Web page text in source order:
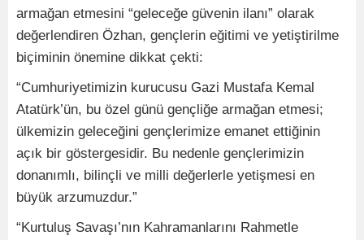
armağan etmesini “geleceğe güvenin ilanı” olarak
değerlendiren Özhan, gençlerin eğitimi ve yetiştirilme
biçiminin önemine dikkat çekti:
“Cumhuriyetimizin kurucusu Gazi Mustafa Kemal
Atatürk’ün, bu özel günü gençliğe armağan etmesi;
ülkemizin geleceğini gençlerimize emanet ettiğinin
açık bir göstergesidir. Bu nedenle gençlerimizin
donanımlı, bilinçli ve milli değerlerle yetişmesi en
büyük arzumuzdur.”
“Kurtuluş Savaşı’nın Kahramanlarını Rahmetle